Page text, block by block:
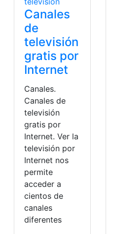
Canales
de
televisión
gratis por
Internet
Canales.
Canales de
televisión
gratis por
Internet. Ver la
televisión por
Internet nos
permite
acceder a
cientos de
canales
diferentes